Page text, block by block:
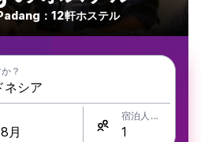
：12軒ホステル
？
宿泊人数